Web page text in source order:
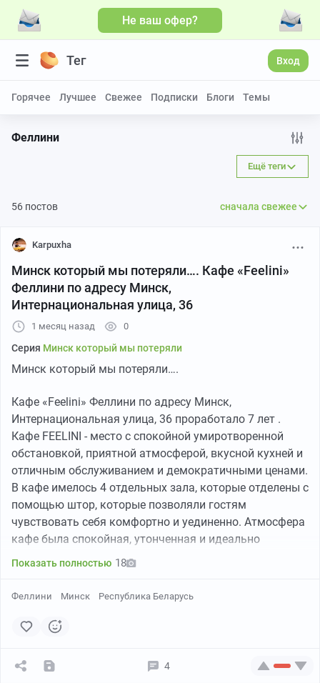
Не ваш офер?
Тег Вход
Горячее Лучшее Свежее Подписки Блоги Темы
Феллини
Ещё теги
56 постов сначала свежее
Karpuxha
Минск который мы потеряли…. Кафе «Feelini»
Феллини по адресу Минск,
Интернациональная улица, 36
1 месяц назад 0
Серия Минск который мы потеряли
Минск который мы потеряли….
Кафе «Feelini» Феллини по адресу Минск,
Интернациональная улица, 36 проработало 7 лет .
Кафе FEELINI - место с спокойной умиротворенной
обстановкой, приятной атмосферой, вкусной кухней и
отличным обслуживанием и демократичными ценами.
В кафе имелось 4 отдельных зала, которые отделены с
помощью штор, которые позволяли гостям
чувствовать себя комфортно и уединенно. Атмосфера
кафе была спокойная, утонченная и идеально
подходящая как для деловых встреч, так и для
Меню заведения основано на блюдах авторской
пасты. Так же был большой выбор барного меню:
1/18
Показать полностью 18
Феллини Минск Республика Беларусь
4
Больше видео